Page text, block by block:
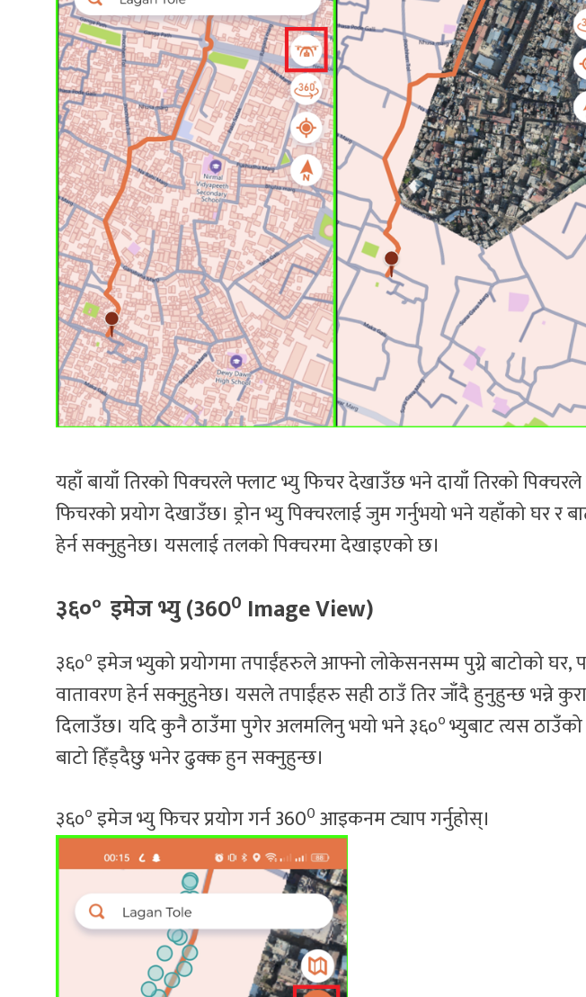
यहाँ बायाँ तिरको पिक्चरले फ्लाट भ्यु फिचर देखाउँछ भने दायाँ तिरको पिक्चरले
फिचरको प्रयोग देखाउँछ। ड्रोन भ्यु पिक्चरलाई जुम गर्नुभयो भने यहाँको घर र
हेर्न सक्नुहुनेछ। यसलाई तलको पिक्चरमा देखाइएको छ।
३६०० इमेज भ्यु (3600 Image View)
३६०० इमेज भ्युको प्रयोगमा तपाईंहरुले आफ्नो लोकेसनसम्म पुग्ने बाटोको
वातावरण हेर्न सक्नुहुनेछ। यसले तपाईंहरु सही ठाउँ तिर जाँदै हुनुहुन्छ भन्ने
दिलाउँछ। यदि कुनै ठाउँमा पुगेर अलमलिनु भयो भने ३६००भ्युबाट त्यस
बाटो हिँड्दैछु भनेर ढुक्क हुन सक्नुहुन्छ।
३६०० इमेज भ्यु फिचर प्रयोग गर्न 3600 आइकनम ट्याप गर्नुहोस्।